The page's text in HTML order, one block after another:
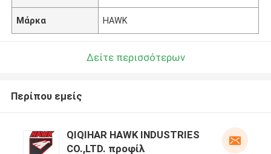
Μάρκα HAWK
Δείτε περισσότερων
Περίπου εμείς
QIQIHAR HAWK INDUSTRIES
CO.,LTD. προφίλ